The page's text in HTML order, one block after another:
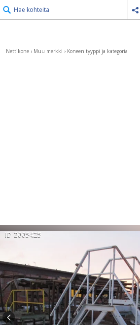
Hae kohteita
Nettikone › Muu merkki › Koneen tyyppi ja kategoria
ID 2005425